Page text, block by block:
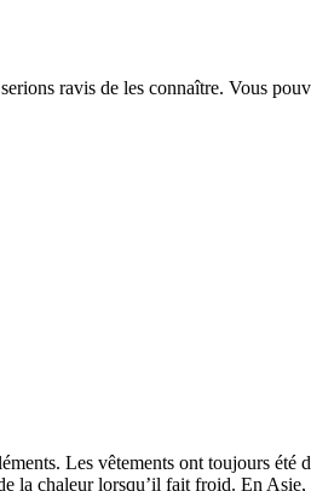
ravis de les connaître. Vous
Les vêtements ont toujours
la chaleur lorsqu’il fait froid. En